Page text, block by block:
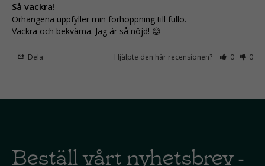
Så vackra!
Örhängena uppfyller min förhoppning till fullo.
Vackra och bekväma. Jag är så nöjd! 😊
Dela Hjälpte den här recensionen? 0 0
Beställ vårt nyhetsbrev -